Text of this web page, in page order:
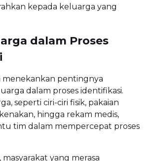
kepada keluarga yang
dalam Proses
menekankan pentingnya
dalam proses identifikasi.
seperti ciri-ciri fisik, pakaian
hingga rekam medis,
tim dalam mempercepat proses
yang merasa